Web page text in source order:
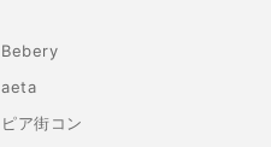
Bebery
aeta
ピア街コン